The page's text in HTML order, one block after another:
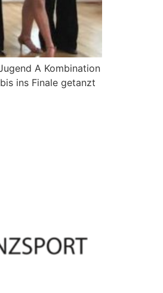
A Kombination
ins Finale getanzt